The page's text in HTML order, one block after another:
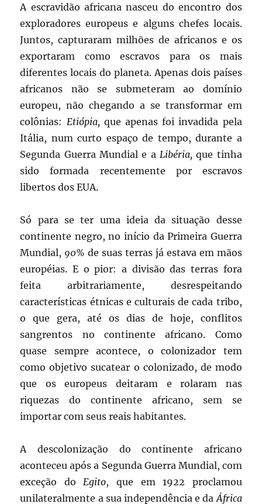
A escravidão africana nasceu do encontro dos
exploradores europeus e alguns chefes locais.
Juntos, capturaram milhões de africanos e os
exportaram como escravos para os mais
diferentes locais do planeta. Apenas dois países
africanos não se submeteram ao domínio
europeu, não chegando a se transformar em
colônias: Etiópia, que apenas foi invadida pela
Itália, num curto espaço de tempo, durante a
Segunda Guerra Mundial e a Libéria,que tinha
sido formada recentemente por escravos
libertos dos EUA.
Só para se ter uma ideia da situação desse
continente negro, no início da Primeira Guerra
Mundial, 90% de suas terras já estava em mãos
européias. E o pior: a divisão das terras fora
feita arbitrariamente, desrespeitando
características étnicas e culturais de cada tribo,
o que gera, até os dias de hoje, conflitos
sangrentos no continente africano. Como
quase sempre acontece, o colonizador tem
como objetivo sucatear o colonizado, de modo
que os europeus deitaram e rolaram nas
riquezas do continente africano, sem se
importar com seus reais habitantes.
A descolonização do continente africano
aconteceu após a Segunda Guerra Mundial, com
exceção do Egito, que em 1922 proclamou
unilateralmente a sua independência e da África